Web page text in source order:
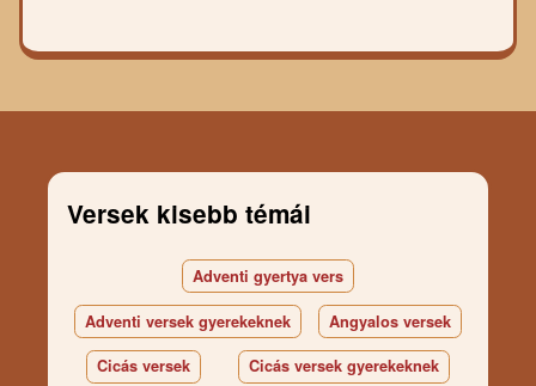
Versek kisebb témái
Adventi gyertya vers
Adventi versek gyerekeknek Angyalos versek
Cicás versek Cicás versek gyerekeknek